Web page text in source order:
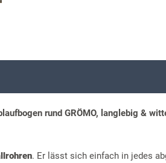
rund GRÖMO, langlebig &
. Er lässt sich einfach in jedes